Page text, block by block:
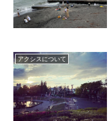
アクシスについて